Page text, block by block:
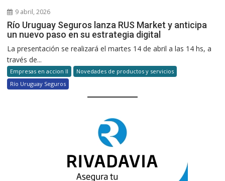
9 abril, 2026
Río Uruguay Seguros lanza RUS Market y anticipa
un nuevo paso en su estrategia digital
La presentación se realizará el martes 14 de abril a las 14 hs, a
través de...
Empresas en accion II
Novedades de productos y servicios
Río Uruguay Seguros